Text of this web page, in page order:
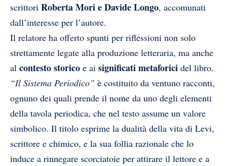
scrittori Roberta Mori e Davide Longo, accomunati
dall’interesse per l’autore.
Il relatore ha offerto spunti per riflessioni non solo
strettamente legate alla produzione letteraria, ma anche
al contesto storico e ai significati metaforici del libro.
“Il Sistema Periodico” è costituito da ventuno racconti,
ognuno dei quali prende il nome da uno degli elementi
della tavola periodica, che nel testo assume un valore
simbolico. Il titolo esprime la dualità della vita di Levi,
scrittore e chimico, e la sua follia razionale che lo
induce a rinnegare scorciatoie per attirare il lettore e a